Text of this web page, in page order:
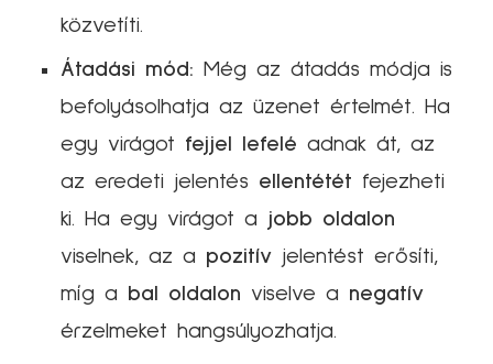
közvetíti.
Átadási mód: Még az átadás módja is
befolyásolhatja az üzenet értelmét. Ha
egy virágot fejjel lefelé adnak át, az
az eredeti jelentés ellentétét fejezheti
ki. Ha egy virágot a jobb oldalon
viselnek, az a pozitív jelentést erősíti,
míg a bal oldalon viselve a negatív
érzelmeket hangsúlyozhatja.